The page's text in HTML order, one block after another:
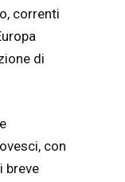
correnti
di
con
breve